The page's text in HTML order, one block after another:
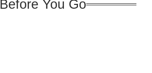
Before You Go